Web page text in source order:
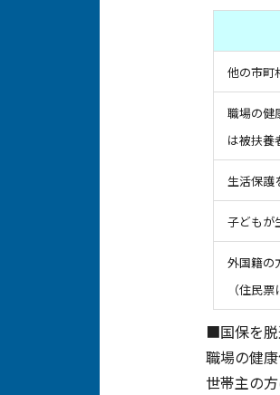
他の市町
職場の健
は被扶養
生活保護
子どもが
外国籍の
（住民
■国保を
職場の健
世帯主の